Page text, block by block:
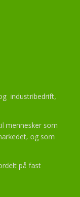
industribedrift,
mennesker som
og som
på fast